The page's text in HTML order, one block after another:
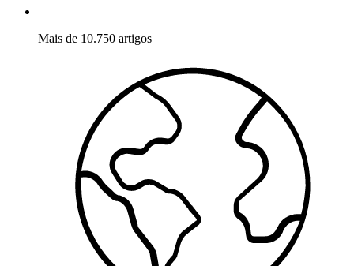
Mais de 10.750 artigos